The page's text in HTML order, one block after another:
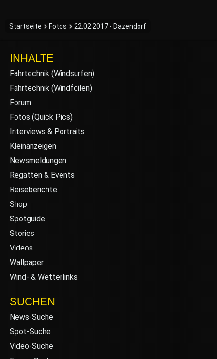
Startseite Fotos 22.02.2017 - Dazendorf
INHALTE
Fahrtechnik (Windsurfen)
Fahrtechnik (Windfoilen)
Forum
Fotos (Quick Pics)
Interviews & Portraits
Kleinanzeigen
Newsmeldungen
Regatten & Events
Reiseberichte
Shop
Spotguide
Stories
Videos
Wallpaper
Wind- & Wetterlinks
SUCHEN
News-Suche
Spot-Suche
Video-Suche